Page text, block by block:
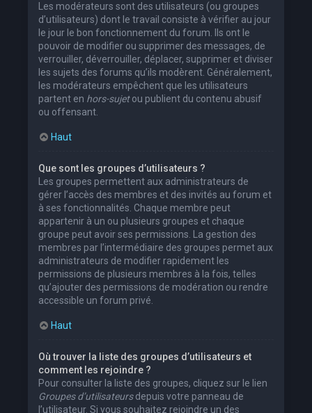
Les modérateurs sont des utilisateurs (ou groupes
d’utilisateurs) dont le travail consiste à vérifier au jour
le jour le bon fonctionnement du forum. Ils ont le
pouvoir de modifier ou supprimer des messages, de
verrouiller, déverrouiller, déplacer, supprimer et diviser
les sujets des forums qu’ils modèrent. Généralement,
les modérateurs empêchent que les utilisateurs
partent en hors-sujetou publient du contenu abusif
ou offensant.
Haut
Que sont les groupes d’utilisateurs ?
Les groupes permettent aux administrateurs de
gérer l’accès des membres et des invités au forum et
à ses fonctionnalités. Chaque membre peut
appartenir à un ou plusieurs groupes et chaque
groupe peut avoir ses permissions. La gestion des
membres par l’intermédiaire des groupes permet aux
administrateurs de modifier rapidement les
permissions de plusieurs membres à la fois, telles
qu’ajouter des permissions de modération ou rendre
accessible un forum privé.
Haut
Où trouver la liste des groupes d’utilisateurs et
comment les rejoindre ?
Pour consulter la liste des groupes, cliquez sur le lien
Groupes d’utilisateursdepuis votre panneau de
l’utilisateur. Si vous souhaitez rejoindre un des